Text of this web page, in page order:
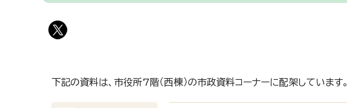
下記の資料は、市役所7階（西棟）の市政資料コーナーに配架しています。